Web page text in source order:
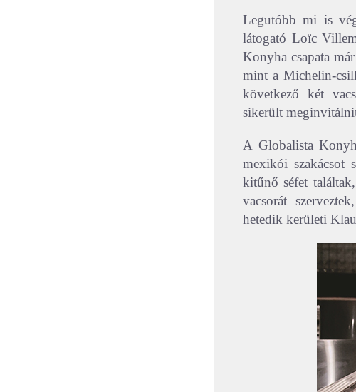
Legutóbb mi is
látogató Loïc
Konyha csapata
mint a Michelin-
következő két
sikerült
A Globalista
mexikói szakácsot
kitűnő séfet
vacsorát
hetedik kerületi